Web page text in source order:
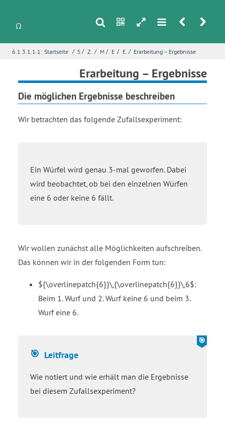
s n h m r u
6.1.3.1.1.1: Startseite / Stochastik
/ Zufallsexperimente und Wahrscheinlichkeiten/ Mehrstufige Zufallsexperimente
/ Erkundung – Sechsen würfeln/ Einstieg – Die 6 als Glückszahl/ Erarbeitung – Ergebnisse
Erarbeitung – Ergebnisse
Die möglichen Ergebnisse beschreiben
Wir betrachten das folgende Zufallsexperiment:
Ein Würfel wird genau 3-mal geworfen. Dabei
wird beobachtet, ob bei den einzelnen Würfen
eine 6 oder keine 6 fällt.
Wir wollen zunächst alle Möglichkeiten aufschreiben.
Das können wir in der folgenden Form tun:
${\overlinepatch{6}}\,{\overlinepatch{6}}\,6$:
Beim 1. Wurf und 2. Wurf keine 6 und beim 3.
Wurf eine 6.
Leitfrage
Wie notiert und wie erhält man die Ergebnisse
bei diesem Zufallsexperiment?